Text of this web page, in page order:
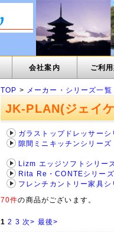
会社案内 ご利
TOP > メーカー・シリーズ一覧
JK-PLAN(ジェイ
ガラストップドレッサーシ
隙間ミニキッチンシリーズ
Lizm エッジソフトシリー
Rita Re・CONTEシリーズ
フレンチカントリー家具シ
70件の商品がございます。
1 2 3 次> 最後>